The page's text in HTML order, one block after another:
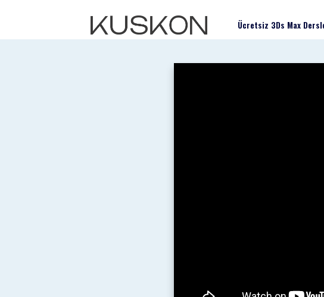
Ücretsiz 3Ds Max